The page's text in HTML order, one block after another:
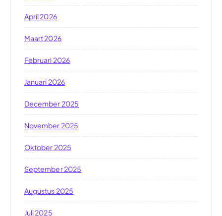
April 2026
Maart 2026
Februari 2026
Januari 2026
December 2025
November 2025
Oktober 2025
September 2025
Augustus 2025
Juli 2025